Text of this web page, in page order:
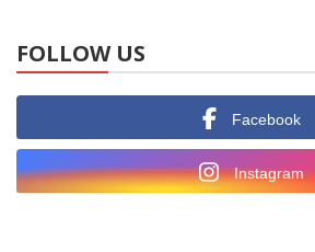
FOLLOW US
Facebook
Instagram